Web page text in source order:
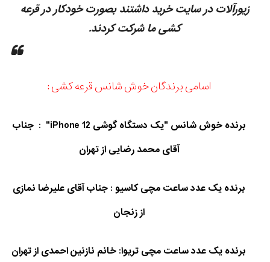
زیورآلات در سایت خرید داشتند بصورت خودکار در قرعه
کشی ما شرکت کردند.
اسامی برندگان خوش شانس قرعه کشی :
برنده خوش شانس "یک دستگاه گوشی iPhone 12" : جناب
آقای محمد رضایی از تهران
برنده یک عدد ساعت مچی کاسیو : جناب آقای علیرضا نمازی
از زنجان
برنده یک عدد ساعت مچی تریوا: خانم نازنین احمدی از تهران